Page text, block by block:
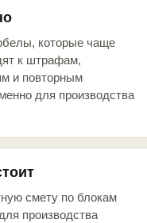
которые чаще
к штрафам,
и повторным
для производства
смету по блокам
производства